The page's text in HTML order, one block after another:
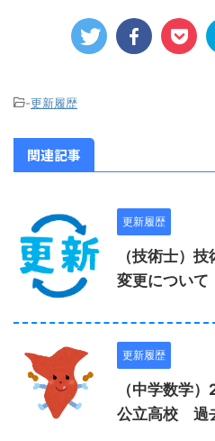
-更新履歴
関連記事
更新履歴
（技術士）
変更について
更新履歴
（中学数学
公立高校 過